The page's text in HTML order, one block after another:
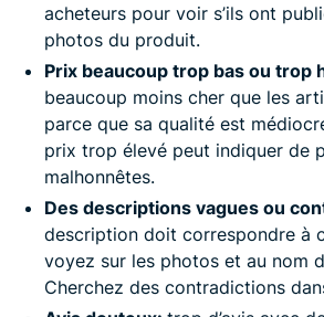
acheteurs pour voir s’ils ont
photos du produit.
Prix beaucoup trop bas ou trop
beaucoup moins cher que les
parce que sa qualité est
prix trop élevé peut indiquer de
malhonnêtes.
Des descriptions vagues ou
description doit correspondre à
voyez sur les photos et au nom
Cherchez des contradictions